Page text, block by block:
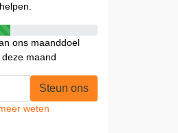
ons maanddoel
maand
Steun ons
weten